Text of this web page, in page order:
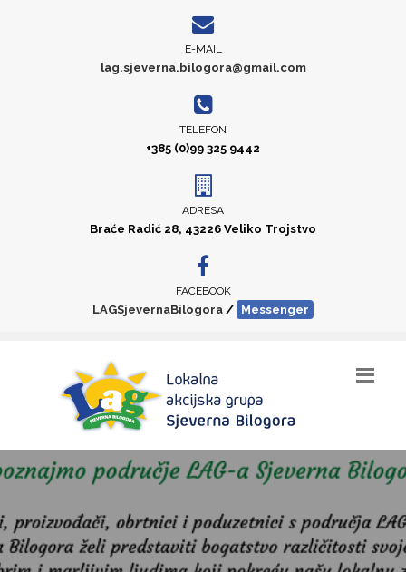
E-MAIL
lag.sjeverna.bilogora@gmail.com
TELEFON
+385 (0)99 325 9442
ADRESA
Braće Radić 28, 43226 Veliko Trojstvo
FACEBOOK
LAGSjevernaBilogora / Messenger